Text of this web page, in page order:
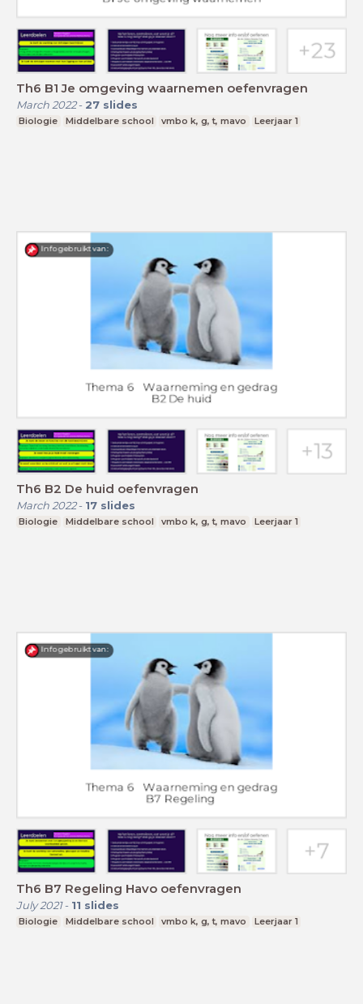
Th6 B1 Je omgeving waarnemen oefenvragen
March 2022- 27 slides
Biologie Middelbare school vmbo k, g, t, mavo Leerjaar 1
Th6 B2 De huid oefenvragen
March 2022- 17 slides
Biologie Middelbare school vmbo k, g, t, mavo Leerjaar 1
Th6 B7 Regeling Havo oefenvragen
July 2021- 11 slides
Biologie Middelbare school vmbo k, g, t, mavo Leerjaar 1